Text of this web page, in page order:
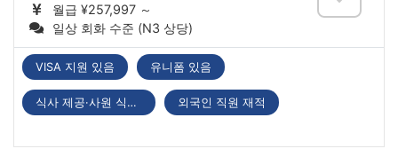
월급 ¥257,997 ～
일상 회화 수준 (N3 상당)
VISA 지원 있음 유니폼 있음
식사 제공·사원 식당 있음 외국인 직원 재적